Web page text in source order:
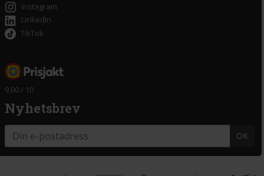
Instagram
LinkedIn
TikTok
9,00 / 10
Nyhetsbrev
OK